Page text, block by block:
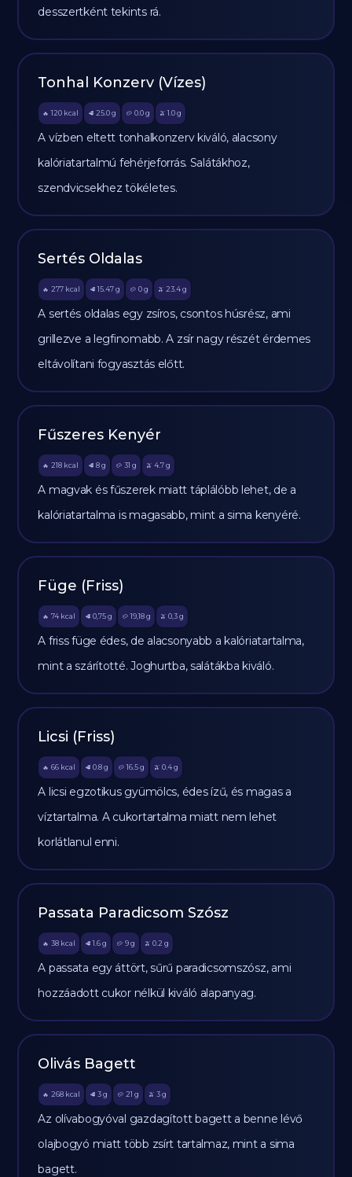
desszertként tekints rá.
Tonhal Konzerv (Vízes)
🔥 120 kcal 🥩 25.0 g 🥔 0.0g 🫒 1.0 g
A vízben eltett tonhalkonzerv kiváló, alacsony
kalóriatartalmú fehérjeforrás. Salátákhoz,
szendvicsekhez tökéletes.
Sertés Oldalas
🔥 277 kcal 🥩 15.47 g 🥔 0g 🫒 23.4 g
A sertés oldalas egy zsíros, csontos húsrész, ami
grillezve a legfinomabb. A zsír nagy részét érdemes
eltávolítani fogyasztás előtt.
Fűszeres Kenyér
🔥 218 kcal 🥩 8 g 🥔 31 g 🫒 4.7 g
A magvak és fűszerek miatt táplálóbb lehet, de a
kalóriatartalma is magasabb, mint a sima kenyéré.
Füge (Friss)
🔥 74 kcal 🥩 0,75 g 🥔 19,18g 🫒 0,3 g
A friss füge édes, de alacsonyabb a kalóriatartalma,
mint a szárítotté. Joghurtba, salátákba kiváló.
Licsi (Friss)
🔥 66 kcal 🥩 0.8 g 🥔 16.5g 🫒 0.4 g
A licsi egzotikus gyümölcs, édes ízű, és magas a
víztartalma. A cukortartalma miatt nem lehet
korlátlanul enni.
Passata Paradicsom Szósz
🔥 38 kcal 🥩 1.6 g 🥔 9g 🫒 0.2 g
A passata egy áttört, sűrű paradicsomszósz, ami
hozzáadott cukor nélkül kiváló alapanyag.
Olivás Bagett
🔥 268 kcal 🥩 3 g 🥔 21 g 🫒 3 g
Az olívabogyóval gazdagított bagett a benne lévő
olajbogyó miatt több zsírt tartalmaz, mint a sima
bagett.